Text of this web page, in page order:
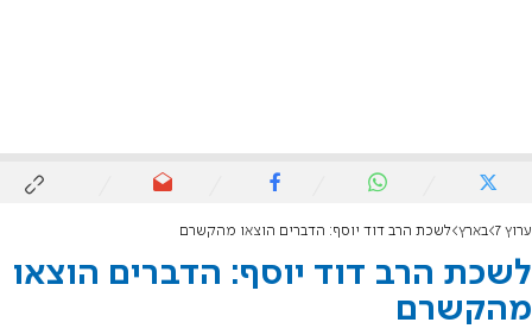
ערוץ 7 בארץ לשכת הרב דוד יוסף: הדברים הוצאו מהקשרם
לשכת הרב דוד יוסף: הדברים הוצאו
מהקשרם